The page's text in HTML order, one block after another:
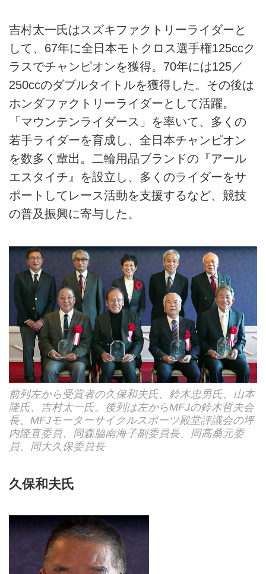
吉村太一氏はスズキファクトリーライダーと
して、67年に全日本モトクロス選手権125ccク
ラスでチャンピオンを獲得。70年には125／
250ccのダブルタイトルを獲得した。その後は
ホンダファクトリーライダーとして活躍。
「マウンテンライダース」を率いて、多くの
若手ライダーを育成し、全日本チャンピオン
を数多く輩出。二輪用品ブランドの『アール
エスタイチ』を設立し、多くのライダーをサ
ポートしてレース活動を支援するなど、競技
の普及振興に寄与した。
前列左から受賞者の久保和夫氏、鈴木忠男氏、山本
隆氏、吉村太一氏。後列は左からMFJの鈴木哲夫会
長、MFJモーターサイクルスポーツ殿堂評議会の坪
内隆直委員、同森脇南海子副委員長、同高桑元委
員、同大久保委員長
久保和夫氏